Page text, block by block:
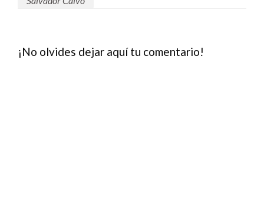
¡No olvides dejar aquí tu comentario!